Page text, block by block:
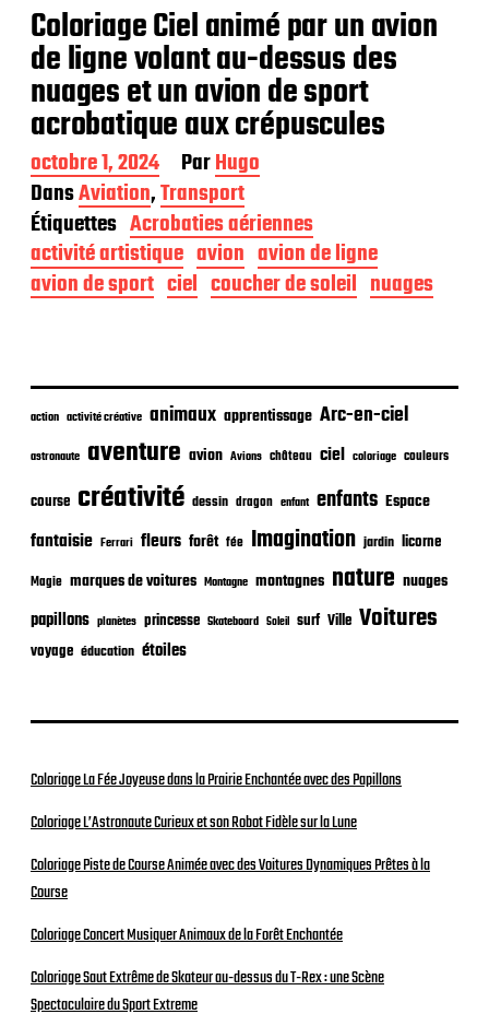
Coloriage Ciel animé par un avion
de ligne volant au-dessus des
nuages et un avion de sport
acrobatique aux crépuscules
D
a
t
e
d
e
p
i
a
t
i
o
n
octobre 1, 2024 ParHugo
DansAviation,Transport
Étiquettes Acrobaties aériennes
activité artistique avion avion de ligne
avion de sport ciel coucher de soleil nuages
action activité créative animaux apprentissage Arc-en-ciel
astronaute aventure avion Avions château ciel coloriage couleurs
course créativité dessin dragon enfant enfants Espace
fantaisie Ferrari fleurs forêt fée Imagination jardin licorne
Magie marques de voitures Montagne montagnes nature nuages
papillons planètes princesse Skateboard Soleil surf Ville Voitures
voyage éducation étoiles
Coloriage La Fée Joyeuse dans la Prairie Enchantée avec des Papillons
Coloriage L’Astronaute Curieux et son Robot Fidèle sur la Lune
Coloriage Piste de Course Animée avec des Voitures Dynamiques Prêtes à la
Course
Coloriage Concert Musiquer Animaux de la Forêt Enchantée
Coloriage Saut Extrême de Skateur au-dessus du T-Rex : une Scène
Spectaculaire du Sport Extreme